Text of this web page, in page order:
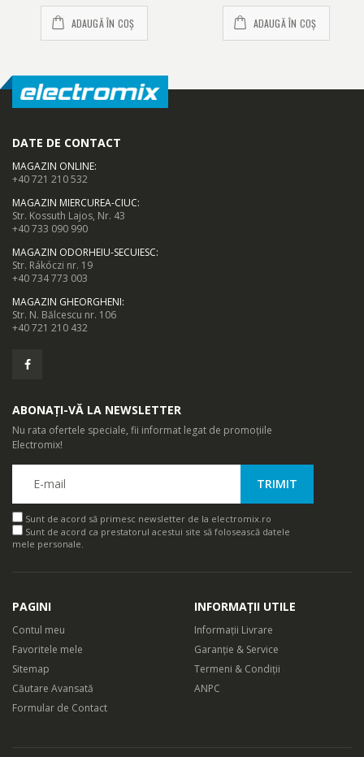
ADAUGĂ ÎN COȘ ADAUGĂ ÎN COȘ
DATE DE CONTACT
MAGAZIN ONLINE:
+40 721 210 532
MAGAZIN MIERCUREA-CIUC:
Str. Kossuth Lajos, Nr. 43
+40 733 090 990
MAGAZIN ODORHEIU-SECUIESC:
Str. Rákóczi nr. 19
+40 734 773 003
MAGAZIN GHEORGHENI:
Str. N. Bălcescu nr. 106
+40 721 210 432
ABONAȚI-VĂ LA NEWSLETTER
Nu rata ofertele speciale, fii informat legat de promoțiile
Electromix!
Sunt de acord să primesc newsletter de la electromix.ro
Sunt de acord ca prestatorul acestui site să folosească datele
mele personale.
PAGINI
Contul meu
Favoritele mele
Sitemap
Căutare Avansată
Formular de Contact
INFORMAȚII UTILE
Informații Livrare
Garanție & Service
Termeni & Condiții
ANPC